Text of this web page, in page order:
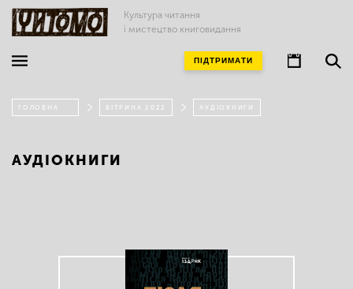
Культура читання
і мистецтво книговидання
ПІДТРИМАТИ
ГОЛОВНА ВІТРИНА 2022 АУДІОКНИГИ
АУДІОКНИГИ